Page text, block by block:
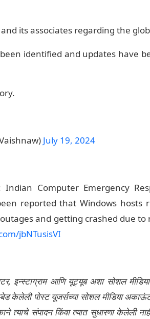
its associates regarding the
identified and updates have
July 19, 2024
Computer Emergency
reported that Windows hosts
and getting crashed due
jbNTusisVI
इन्स्टाग्राम आणि यूट्यूब अशा सोशल
केलेली पोस्ट यूजर्सच्या सोशल मीडिया
त्याचे संपादन किंवा त्यात सुधारणा केलेली